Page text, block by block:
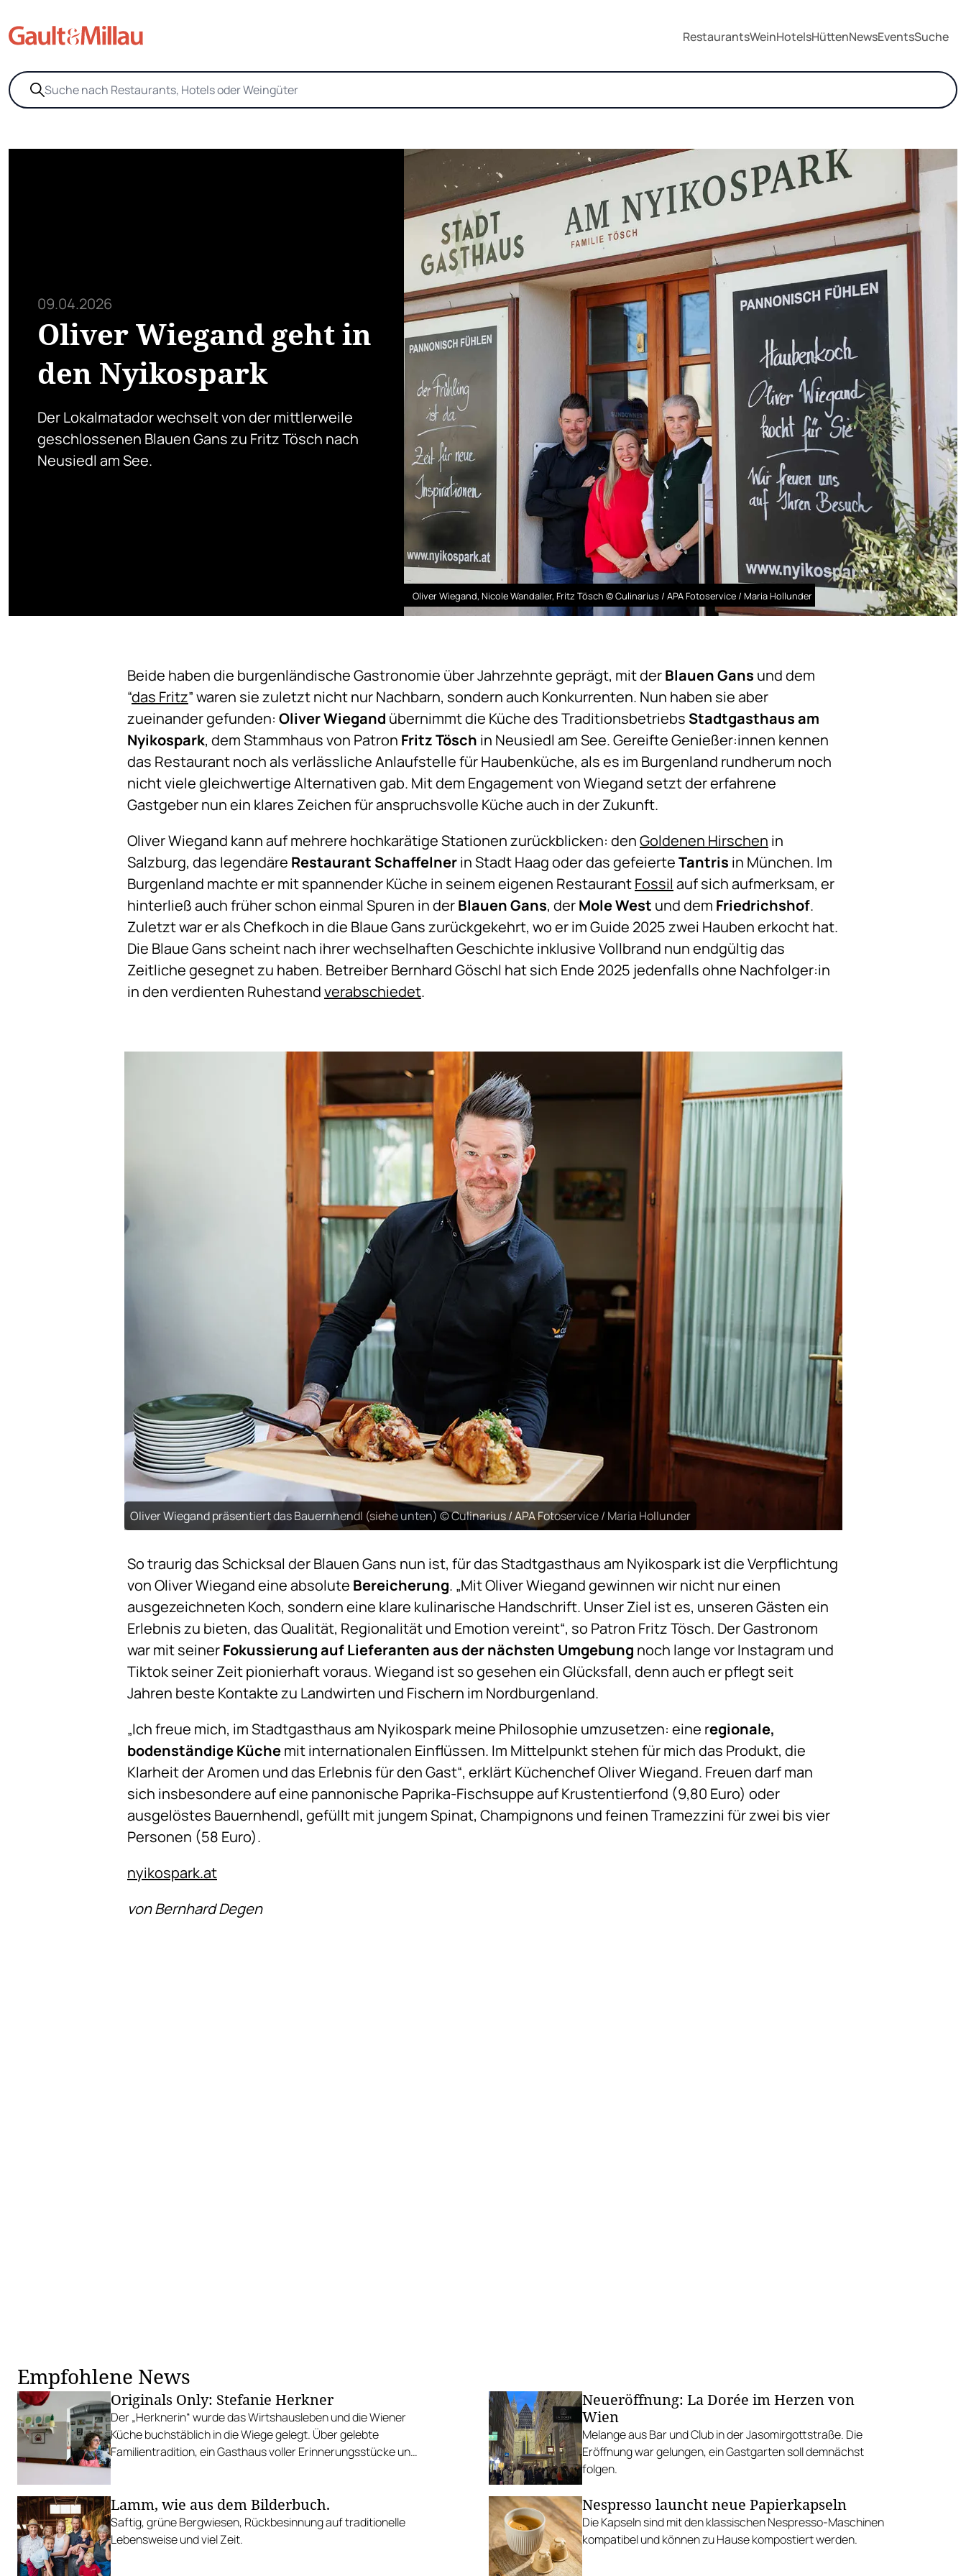
RestaurantsWeinHotelsHüttenNewsEventsSuche
09.04.2026
Oliver Wiegand geht in
den Nyikospark
Der Lokalmatador wechselt von der mittlerweile
geschlossenen Blauen Gans zu Fritz Tösch nach
Neusiedl am See.
Oliver Wiegand, Nicole Wandaller, Fritz Tösch © Culinarius / APA Fotoservice / Maria Hollunder
Beide haben die burgenländische Gastronomie über Jahrzehnte geprägt, mit derBlauen Gans und dem
“das Fritz” waren sie zuletzt nicht nur Nachbarn, sondern auch Konkurrenten. Nun haben sie aber
zueinander gefunden: Oliver Wiegand übernimmt die Küche des Traditionsbetriebs Stadtgasthaus am
Nyikospark, dem Stammhaus von Patron Fritz Tösch in Neusiedl am See. Gereifte Genießer:innen kennen
das Restaurant noch als verlässliche Anlaufstelle für Haubenküche, als es im Burgenland rundherum noch
nicht viele gleichwertige Alternativen gab. Mit dem Engagement von Wiegand setzt der erfahrene
Gastgeber nun ein klares Zeichen für anspruchsvolle Küche auch in der Zukunft.
Oliver Wiegand kann auf mehrere hochkarätige Stationen zurückblicken: denGoldenen Hirschen in
Salzburg, das legendäre Restaurant Schaffelnerin Stadt Haag oder das gefeierteTantris in München. Im
Burgenland machte er mit spannender Küche in seinem eigenen RestaurantFossil auf sich aufmerksam, er
hinterließ auch früher schon einmal Spuren in derBlauen Gans, derMole West und dem Friedrichshof.
Zuletzt war er als Chefkoch in die Blaue Gans zurückgekehrt, wo er im Guide 2025 zwei Hauben erkocht hat.
Die Blaue Gans scheint nach ihrer wechselhaften Geschichte inklusive Vollbrand nun endgültig das
Zeitliche gesegnet zu haben. Betreiber Bernhard Göschl hat sich Ende 2025 jedenfalls ohne Nachfolger:in
in den verdienten Ruhestandverabschiedet.
Oliver Wiegand präsentiert das Bauernhendl (siehe unten) © Culinarius / APA Fotoservice / Maria Hollunder
So traurig das Schicksal der Blauen Gans nun ist, für das Stadtgasthaus am Nyikospark ist die Verpflichtung
von Oliver Wiegand eine absolute Bereicherung. „Mit Oliver Wiegand gewinnen wir nicht nur einen
ausgezeichneten Koch, sondern eine klare kulinarische Handschrift. Unser Ziel ist es, unseren Gästen ein
Erlebnis zu bieten, das Qualität, Regionalität und Emotion vereint“, so Patron Fritz Tösch. Der Gastronom
war mit seinerFokussierung auf Lieferanten aus der nächsten Umgebung noch lange vor Instagram und
Tiktok seiner Zeit pionierhaft voraus. Wiegand ist so gesehen ein Glücksfall, denn auch er pflegt seit
Jahren beste Kontakte zu Landwirten und Fischern im Nordburgenland.
„Ich freue mich, im Stadtgasthaus am Nyikospark meine Philosophie umzusetzen: eine regionale,
bodenständige Küchemit internationalen Einflüssen. Im Mittelpunkt stehen für mich das Produkt, die
Klarheit der Aromen und das Erlebnis für den Gast“, erklärt Küchenchef Oliver Wiegand. Freuen darf man
sich insbesondere auf eine pannonische Paprika-Fischsuppe auf Krustentierfond (9,80 Euro) oder
ausgelöstes Bauernhendl, gefüllt mit jungem Spinat, Champignons und feinen Tramezzini für zwei bis vier
Personen (58 Euro).
nyikospark.at
von Bernhard Degen
Empfohlene News
Originals Only: Stefanie Herkner
Der „Herknerin“ wurde das Wirtshausleben und die Wiener
Küche buchstäblich in die Wiege gelegt. Über gelebte
Familientradition, ein Gasthaus voller Erinnerungsstücke und
Neueröffnung: La Dorée im Herzen von
Wien
Melange aus Bar und Club in der Jasomirgottstraße. Die
Eröffnung war gelungen, ein Gastgarten soll demnächst
folgen.
Lamm, wie aus dem Bilderbuch.
Saftig, grüne Bergwiesen, Rückbesinnung auf traditionelle
Lebensweise und viel Zeit.
Nespresso launcht neue Papierkapseln
Die Kapseln sind mit den klassischen Nespresso-Maschinen
kompatibel und können zu Hause kompostiert werden.